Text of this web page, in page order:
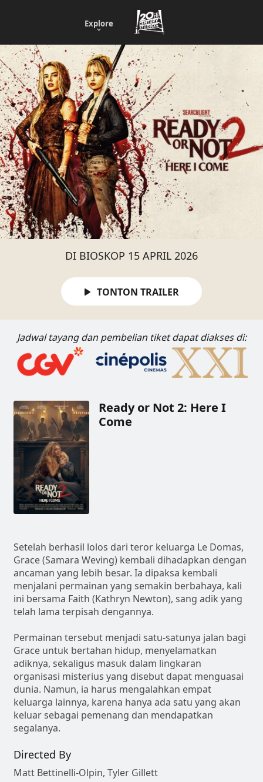
Explore
DI BIOSKOP 15 APRIL 2026
TONTON TRAILER
Jadwal tayang dan pembelian tiket dapat diakses di:
Ready or Not 2: Here I
Come
Setelah berhasil lolos dari teror keluarga Le Domas,
Grace (Samara Weving) kembali dihadapkan dengan
ancaman yang lebih besar. Ia dipaksa kembali
menjalani permainan yang semakin berbahaya, kali
ini bersama Faith (Kathryn Newton), sang adik yang
telah lama terpisah dengannya.
Permainan tersebut menjadi satu-satunya jalan bagi
Grace untuk bertahan hidup, menyelamatkan
adiknya, sekaligus masuk dalam lingkaran
organisasi misterius yang disebut dapat menguasai
dunia. Namun, ia harus mengalahkan empat
keluarga lainnya, karena hanya ada satu yang akan
keluar sebagai pemenang dan mendapatkan
segalanya.
Directed By
Matt Bettinelli-Olpin, Tyler Gillett